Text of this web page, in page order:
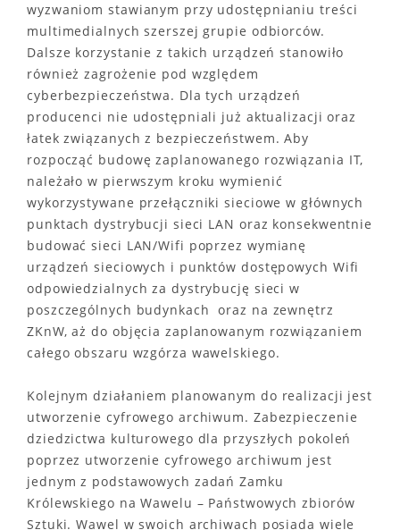
wyzwaniom stawianym przy udostępnianiu treści
multimedialnych szerszej grupie odbiorców.
Dalsze korzystanie z takich urządzeń stanowiło
również zagrożenie pod względem
cyberbezpieczeństwa. Dla tych urządzeń
producenci nie udostępniali już aktualizacji oraz
łatek związanych z bezpieczeństwem. Aby
rozpocząć budowę zaplanowanego rozwiązania IT,
należało w pierwszym kroku wymienić
wykorzystywane przełączniki sieciowe w głównych
punktach dystrybucji sieci LAN oraz konsekwentnie
budować sieci LAN/Wifi poprzez wymianę
urządzeń sieciowych i punktów dostępowych Wifi
odpowiedzialnych za dystrybucję sieci w
poszczególnych budynkach oraz na zewnętrz
ZKnW, aż do objęcia zaplanowanym rozwiązaniem
całego obszaru wzgórza wawelskiego.
Kolejnym działaniem planowanym do realizacji jest
utworzenie cyfrowego archiwum. Zabezpieczenie
dziedzictwa kulturowego dla przyszłych pokoleń
poprzez utworzenie cyfrowego archiwum jest
jednym z podstawowych zadań Zamku
Królewskiego na Wawelu – Państwowych zbiorów
Sztuki. Wawel w swoich archiwach posiada wiele